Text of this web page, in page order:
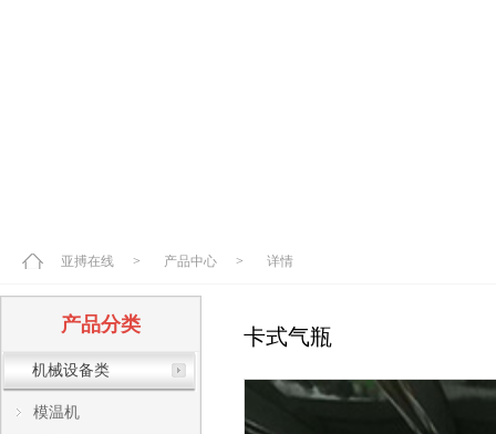
亚搏在线 > 产品中心 > 详情
产品分类
机械设备类
模温机
卡式气瓶